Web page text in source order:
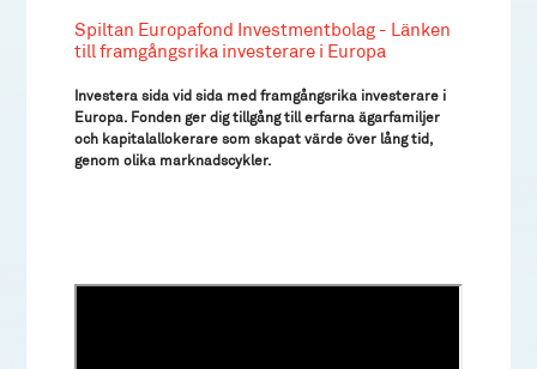
Spiltan Europafond Investmentbolag - Länken
till framgångsrika investerare i Europa
Investera sida vid sida med framgångsrika investerare i
Europa. Fonden ger dig tillgång till erfarna ägarfamiljer
och kapitalallokerare som skapat värde över lång tid,
genom olika marknadscykler.